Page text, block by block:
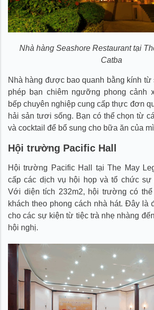
Nhà hàng Seashore Restaurant tại
Catba
Nhà hàng được bao quanh bằng kính từ
phép bạn chiêm ngưỡng phong cảnh
bếp chuyên nghiệp cung cấp thực đơn
hải sản tươi sống. Bạn có thể chọn từ
và cocktail để bổ sung cho bữa ăn của
Hội trường Pacific Hall
Hội trường Pacific Hall tại The May
cấp các dịch vụ hội họp và tổ chức
Với diện tích 232m2, hội trường có
khách theo phong cách nhà hát. Đây là
cho các sự kiện từ tiệc trà nhẹ nhàng
hội nghị.